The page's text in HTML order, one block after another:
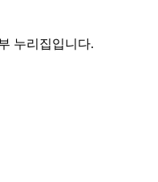
누리집입니다.